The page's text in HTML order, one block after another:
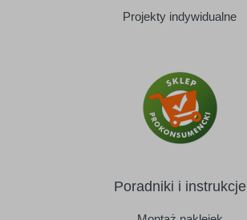
Projekty indywidualne
Poradniki i instrukcje